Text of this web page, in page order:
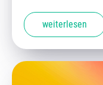
weiterlesen